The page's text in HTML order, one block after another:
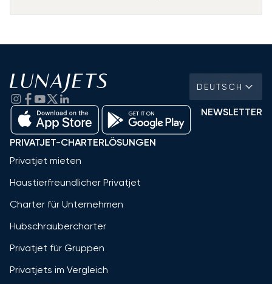
DEUTSCH
NEWSLETTER
PRIVATJET-CHARTERLÖSUNGEN
Privatjet mieten
Haustierfreundlicher Privatjet
Charter für Unternehmen
Hubschraubercharter
Privatjet für Gruppen
Privatjets im Vergleich